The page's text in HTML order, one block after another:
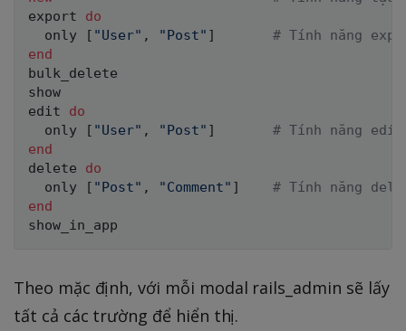
export do
  only
[ "User" , "Post" ]
# Tính năng
end
bulk_delete
show
edit do
  only
[ "User" , "Post" ]
# Tính năng
end
delete do
  only
[ "Post" , "Comment" ]
# Tính năng
end
Theo mặc định, với mỗi modal rails_admin sẽ lấy
tất cả các trường để hiển thị.